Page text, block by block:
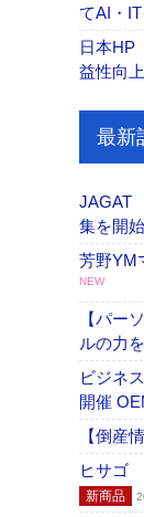
てAI・
日本HP
益性向
最新
JAGAT
集を開始
芳野YM
NEW
【パー
ルの力
ビジネ
開催
【倒産
ヒサゴ
新商品